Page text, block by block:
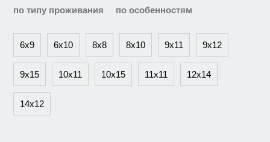
по типу проживания
по особенностям
6х9 6х10 8х8 8х10 9х11 9х12
9х15 10х11 10х15 11х11 12х14
14х12